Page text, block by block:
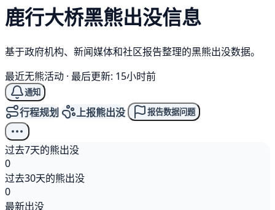
鹿行大桥黑熊出没信息
基于政府机构、新闻媒体和社区报告整理的黑熊出没数据。
最近无熊活动 · 最后更新: 15小时前
通知
行程规划 上报熊出没 报告数据问题
过去7天的熊出没
0
过去30天的熊出没
0
最新出没